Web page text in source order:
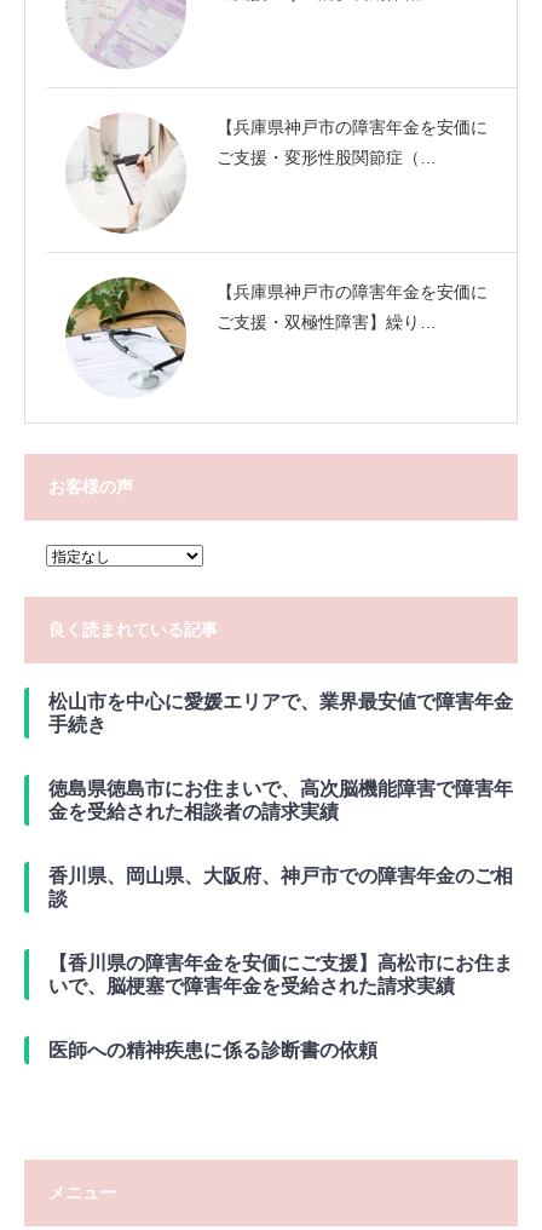
【兵庫県神戸市の障害年金を安価に
ご支援・変形性股関節症（…
【兵庫県神戸市の障害年金を安価に
ご支援・双極性障害】繰り…
お客様の声
良く読まれている記事
松山市を中心に愛媛エリアで、業界最安値で障害年金
手続き
徳島県徳島市にお住まいで、高次脳機能障害で障害年
金を受給された相談者の請求実績
香川県、岡山県、大阪府、神戸市での障害年金のご相
談
【香川県の障害年金を安価にご支援】高松市にお住ま
いで、脳梗塞で障害年金を受給された請求実績
医師への精神疾患に係る診断書の依頼
メニュー